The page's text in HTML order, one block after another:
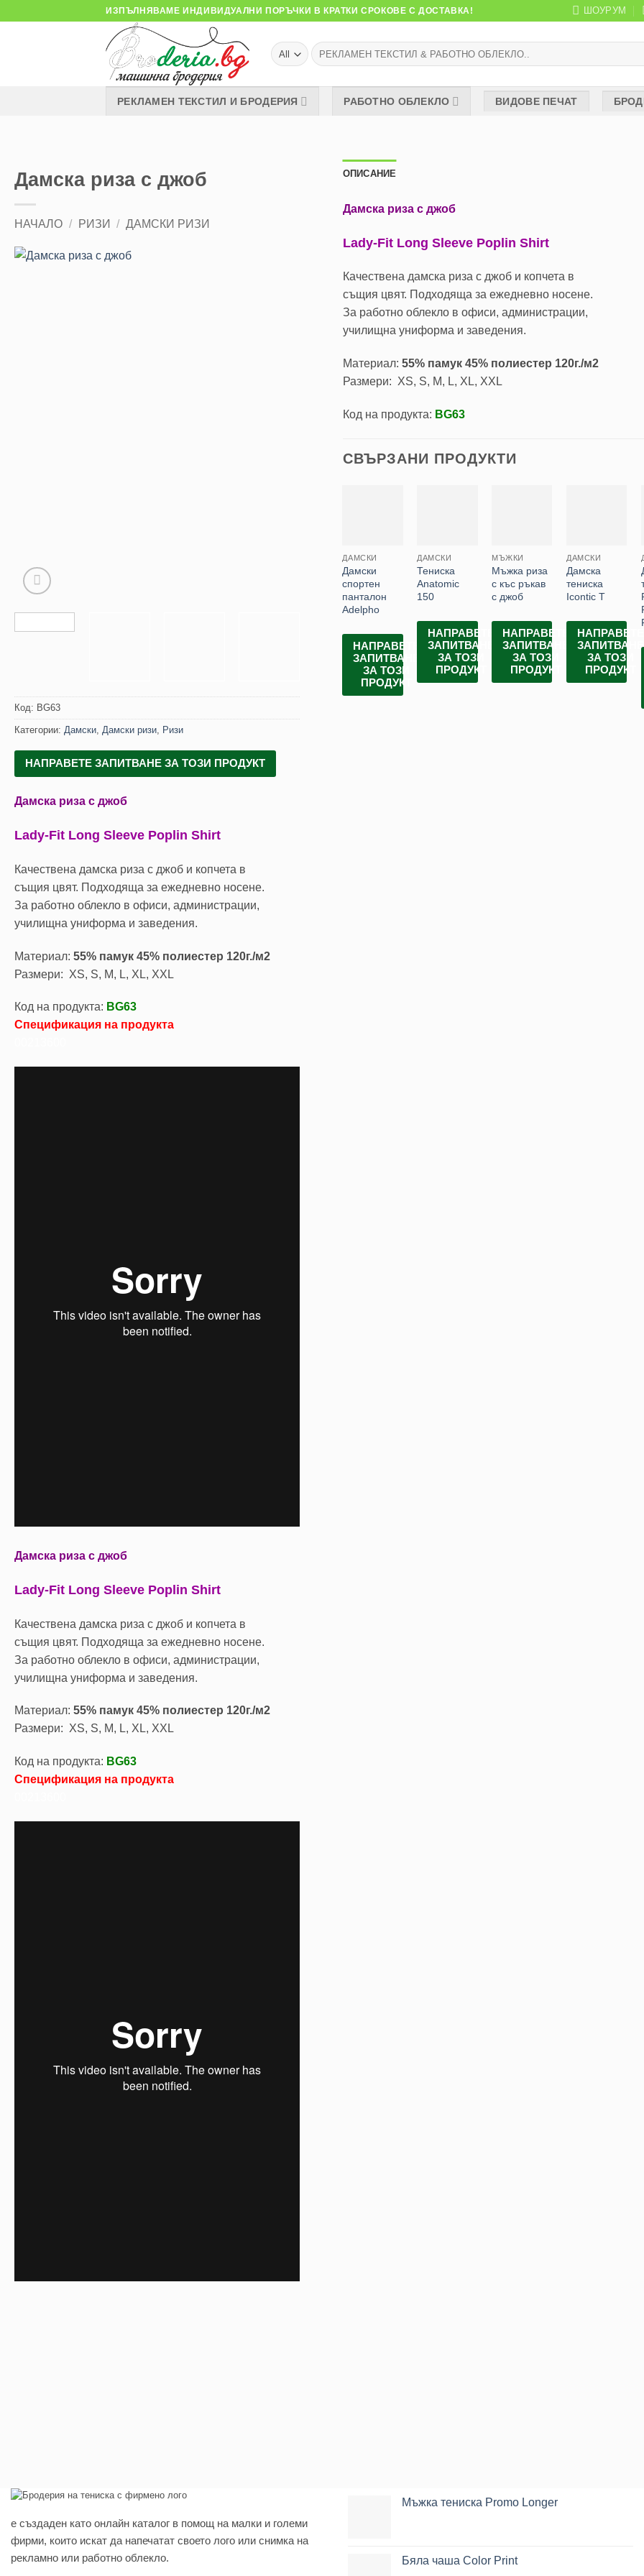
ИЗПЪЛНЯВАМЕ ИНДИВИДУАЛНИ ПОРЪЧКИ В КРАТКИ СРОКОВЕ С ДОСТАВКА! ШОУРУМ
Търсене
за:
РЕКЛАМЕН ТЕКСТИЛ И БРОДЕРИЯ РАБОТНО ОБЛЕКЛО ВИДОВЕ ПЕЧАТ
Дамска риза с джоб
НАЧАЛО / РИЗИ / ДАМСКИ РИЗИ
Код: BG63
Категории: Дамски, Дамски ризи, Ризи
НАПРАВЕТЕ ЗАПИТВАНЕ ЗА ТОЗИ ПРОДУКТ
Дамска риза с джоб
Lady-Fit Long Sleeve Poplin Shirt
Качествена дамска риза с джоб и копчета в
същия цвят. Подходяща за ежедневно носене.
За работно облекло в офиси, администрации,
училищна униформа и заведения.
Материал: 55% памук 45% полиестер 120г./м2
Размери: XS, S, M, L, XL, XXL
Код на продукта: BG63
Спецификация на продукта
Дамска риза с джоб
Lady-Fit Long Sleeve Poplin Shirt
Качествена дамска риза с джоб и копчета в
същия цвят. Подходяща за ежедневно носене.
За работно облекло в офиси, администрации,
училищна униформа и заведения.
Материал: 55% памук 45% полиестер 120г./м2
Размери: XS, S, M, L, XL, XXL
Код на продукта: BG63
Спецификация на продукта
ОПИСАНИЕ
Дамска риза с джоб
Lady-Fit Long Sleeve Poplin Shirt
Качествена дамска риза с джоб и копчета в
същия цвят. Подходяща за ежедневно носене.
За работно облекло в офиси, администрации,
училищна униформа и заведения.
Материал: 55% памук 45% полиестер 120г./м2
Размери: XS, S, M, L, XL, XXL
Код на продукта: BG63
СВЪРЗАНИ ПРОДУКТИ
ДАМСКИ
Дамски
спортен
панталон
Adelpho
НАПРАВЕТЕ
ЗАПИТВАНЕ
ЗА ТОЗИ
ПРОДУКТ
ДАМСКИ
Тениска
Anatomic
150
НАПРАВЕТЕ
ЗАПИТВАНЕ
ЗА ТОЗИ
ПРОДУКТ
МЪЖКИ
Мъжка риза
с къс ръкав
с джоб
НАПРАВЕТЕ
ЗАПИТВАНЕ
ЗА ТОЗИ
ПРОДУКТ
ДАМСКИ
Дамска
тениска
Icontic T
НАПРАВЕТЕ
ЗАПИТВАНЕ
ЗА ТОЗИ
ПРОДУКТ
e създаден като онлайн каталог в помощ на малки и големи
фирми, които искат да напечатат своето лого или снимка на
рекламно или работно облекло.
Мъжка тениска Promo Longer
Бяла чаша Color Print